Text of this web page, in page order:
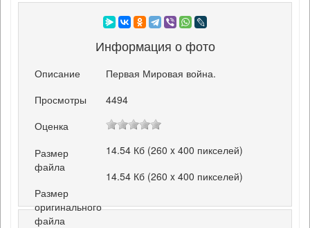
Информация о фото
Описание
Первая Мировая война.
Просмотры
4494
Оценка
Размер
файла
14.54 Кб (260 x 400 пикселей)
Размер
оригинального
файла
14.54 Кб (260 x 400 пикселей)